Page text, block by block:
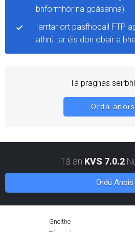
bhformhór na gcásanna).
Iarrtar ort pasfhocail FTP
athrú tar éis don obair a
Tá praghas
Ordú
Tá an KVS 7.0.2
Ordú Anois
Gnéithe